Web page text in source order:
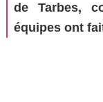
de Tarbes,
équipes ont